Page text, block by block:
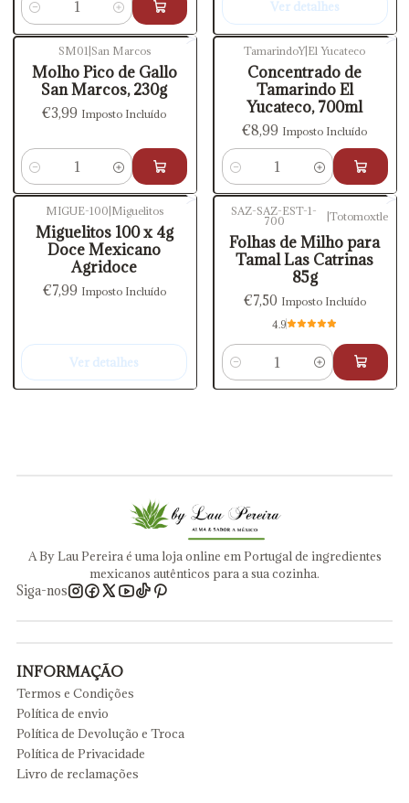
Quantidade
Ver detalhes
SM01 San Marcos
Molho Pico de Gallo
San Marcos, 230g
€3,99 Imposto Incluído
Quantidade
TamarindoY| El Yucateco
Concentrado de
Tamarindo El
Yucateco, 700ml
€8,99 Imposto Incluído
Quantidade
Esgotado
MIGUE-100 Miguelitos
Miguelitos 100 x 4g
Doce Mexicano
Agridoce
€7,99 Imposto Incluído
Ver detalhes
SAZ-SAZ-EST-1-
700 |Totomoxtle
Folhas de Milho para
Tamal Las Catrinas
85g
€7,50 Imposto Incluído
4.9
Quantidade
A By Lau Pereira é uma loja online em Portugal de ingredientes
mexicanos autênticos para a sua cozinha.
Siga-nos
INFORMAÇÃO
Termos e Condições
Política de envio
Política de Devolução e Troca
Política de Privacidade
Livro de reclamações